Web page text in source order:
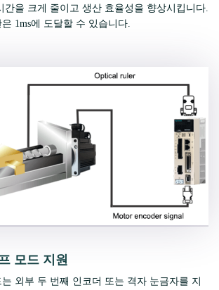
간을 크게 줄이고 생산 효율성을 향상시킵니다.
1ms에 도달할 수 있습니다.
모드 지원
외부 두 번째 인코더 또는 격자 눈금자를 지